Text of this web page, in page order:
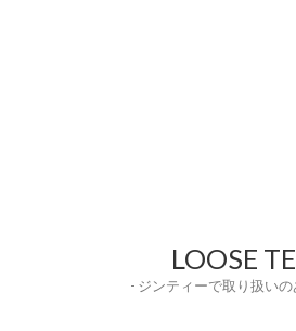
LOOSE
- ジンティーで取り扱いの